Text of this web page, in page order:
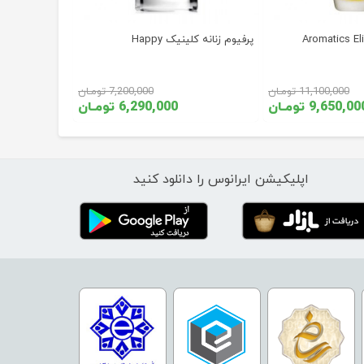
پرفیوم زنانه کلینیک Happy
6,290,000 تومـان
7,200,000 تومـان
تومـان
11,100,000 تومـان
اپلیکیشن ایرانوس را دانلود کنید